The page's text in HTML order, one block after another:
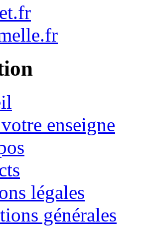
enseigne
légales
générales